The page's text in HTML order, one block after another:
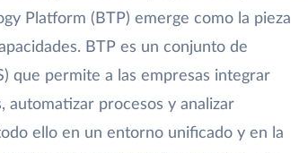
Platform (BTP) emerge como la pieza
BTP es un conjunto de
que permite a las empresas integrar
automatizar procesos y analizar
ello en un entorno unificado y en la